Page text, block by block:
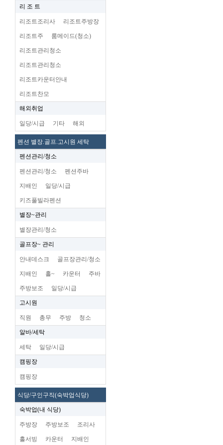
리 조 트
리조트조리사 리조트주방장
리조트주 룸메이드(청소)
리조트관리청소
리조트관리청소
리조트카운터안내
리조트찬모
해외취업
일당/시급 기타 해외
펜션 별장.골프.고시원 세탁
펜션관리/청소
펜션관리/청소 펜션주바
지배인 일당/시급
키즈풀빌라펜션
별장~관리
별장관리/청소
골프장~ 관리
안내데스크 골프장관리/청소
지배인 홀~ 카운터 주바
주방보조 일당/시급
고시원
직원 총무 주방 청소
알바/세탁
세탁 일당/시급
캠핑장
캠핑장
식당/구인구직(숙박업식당)
숙박업(내 식당)
주방장 주방보조 조리사
홀서빙 카운터 지배인